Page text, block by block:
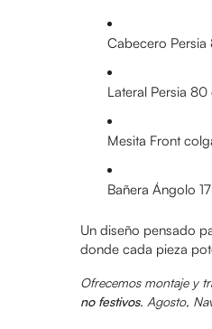
Cabecero
Lateral Persia
Mesita Front
Bañera Ángolo
Un diseño pensado
donde cada pieza
Ofrecemos montaje y
no festivos. Agosto,